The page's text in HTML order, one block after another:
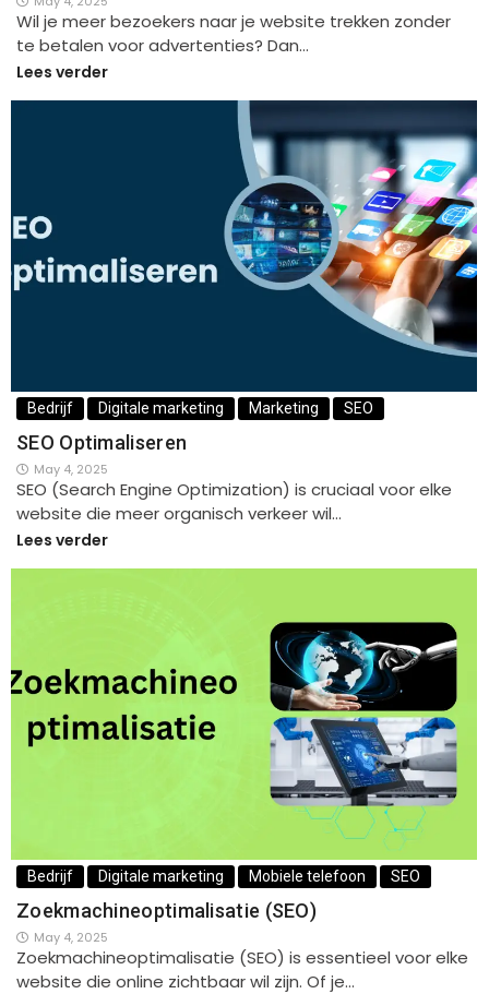
Wil je meer bezoekers naar je website trekken zonder
te betalen voor advertenties? Dan…
Lees verder
Bedrijf Digitale marketing Marketing SEO
SEO Optimaliseren
May 4, 2025
SEO (Search Engine Optimization) is cruciaal voor elke
website die meer organisch verkeer wil…
Lees verder
Bedrijf Digitale marketing Mobiele telefoon SEO
Zoekmachineoptimalisatie (SEO)
May 4, 2025
Zoekmachineoptimalisatie (SEO) is essentieel voor elke
website die online zichtbaar wil zijn. Of je…